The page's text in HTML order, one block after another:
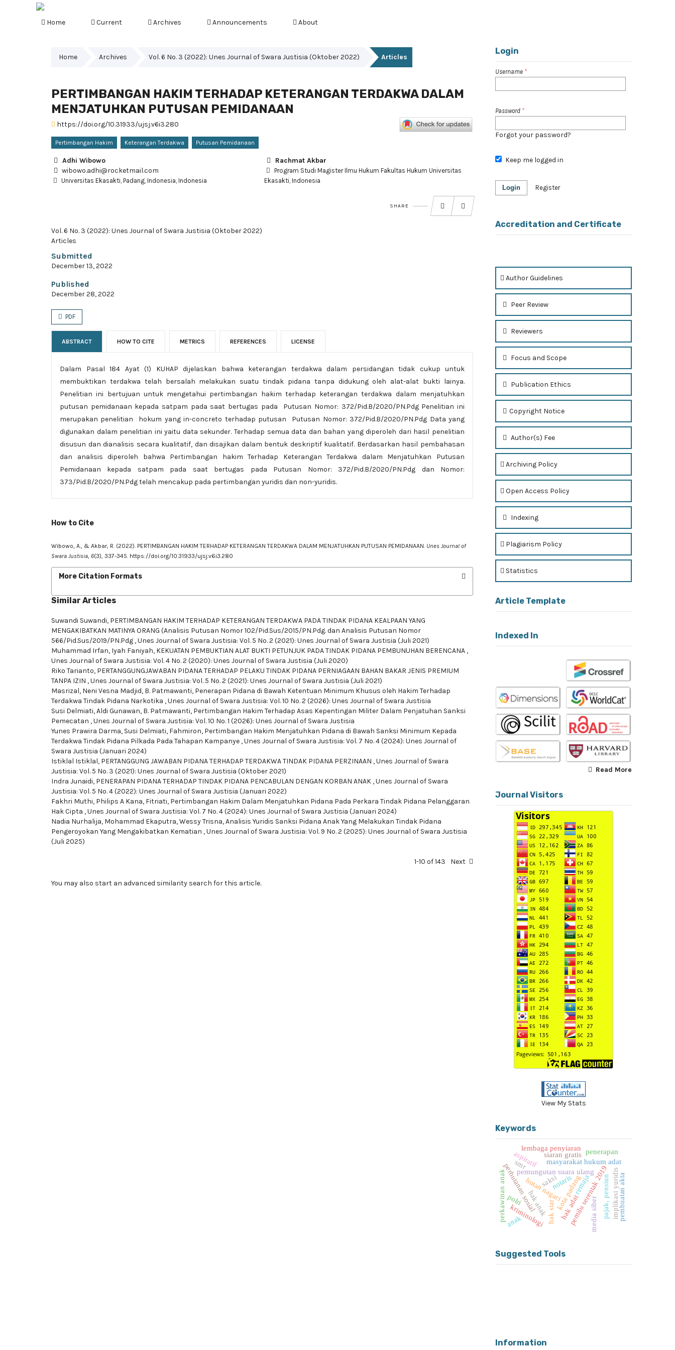
Home Current Archives Announcements About
Home Archives Vol. 6 No. 3 (2022): Unes Journal of Swara Justisia (Oktober 2022) Articles
PERTIMBANGAN HAKIM TERHADAP KETERANGAN TERDAKWA DALAM
MENJATUHKAN PUTUSAN PEMIDANAAN
https://doi.org/10.31933/ujsj.v6i3.280
Pertimbangan Hakim Keterangan Terdakwa Putusan Pemidanaan
Adhi Wibowo
wibowo.adhi@rocketmail.com
Universitas Ekasakti, Padang, Indonesia, Indonesia
Rachmat Akbar
Program Studi Magister Ilmu Hukum Fakultas Hukum Universitas
Ekasakti, Indonesia
SHARE
Vol. 6 No. 3 (2022): Unes Journal of Swara Justisia (Oktober 2022)
Articles
Submitted
December 13, 2022
Published
December 28, 2022
PDF
ABSTRACT HOW TO CITE METRICS REFERENCES LICENSE
Dalam Pasal 184 Ayat (1) KUHAP dijelaskan bahwa keterangan terdakwa dalam persidangan tidak cukup untuk
membuktikan terdakwa telah bersalah melakukan suatu tindak pidana tanpa didukung oleh alat-alat bukti lainya.
Penelitian ini bertujuan untuk mengetahui pertimbangan hakim terhadap keterangan terdakwa dalam menjatuhkan
putusan pemidanaan kepada satpam pada saat bertugas pada Putusan Nomor: 372/Pid.B/2020/PN.Pdg Penelitian ini
merupakan penelitian hokum yang in-concreto terhadap putusan Putusan Nomor: 372/Pid.B/2020/PN.Pdg Data yang
digunakan dalam penelitian ini yaitu data sekunder. Terhadap semua data dan bahan yang diperoleh dari hasil penelitian
disusun dan dianalisis secara kualitatif, dan disajikan dalam bentuk deskriptif kualitatif. Berdasarkan hasil pembahasan
dan analisis diperoleh bahwa Pertimbangan hakim Terhadap Keterangan Terdakwa dalam Menjatuhkan Putusan
Pemidanaan kepada satpam pada saat bertugas pada Putusan Nomor: 372/Pid.B/2020/PN.Pdg dan Nomor:
373/Pid.B/2020/PN.Pdg telah mencakup pada pertimbangan yuridis dan non-yuridis.
How to Cite
Wibowo, A., & Akbar, R. (2022). PERTIMBANGAN HAKIM TERHADAP KETERANGAN TERDAKWA DALAM MENJATUHKAN PUTUSAN PEMIDANAAN. Unes Journal of
Swara Justisia, 6(3), 337-345. https://doi.org/10.31933/ujsj.v6i3.280
More Citation Formats
Similar Articles
Suwandi Suwandi, PERTIMBANGAN HAKIM TERHADAP KETERANGAN TERDAKWA PADA TINDAK PIDANA KEALPAAN YANG
MENGAKIBATKAN MATINYA ORANG (Analisis Putusan Nomor 102/Pid.Sus/2015/PN.Pdg. dan Analisis Putusan Nomor
566/Pid.Sus/2019/PN.Pdg ,Unes Journal of Swara Justisia: Vol. 5 No. 2 (2021): Unes Journal of Swara Justisia (Juli 2021)
Muhammad Irfan, Iyah Faniyah, KEKUATAN PEMBUKTIAN ALAT BUKTI PETUNJUK PADA TINDAK PIDANA PEMBUNUHAN BERENCANA ,
Unes Journal of Swara Justisia: Vol. 4 No. 2 (2020): Unes Journal of Swara Justisia (Juli 2020)
Riko Tarianto, PERTANGGUNGJAWABAN PIDANA TERHADAP PELAKU TINDAK PIDANA PERNIAGAAN BAHAN BAKAR JENIS PREMIUM
TANPA IZIN ,Unes Journal of Swara Justisia: Vol. 5 No. 2 (2021): Unes Journal of Swara Justisia (Juli 2021)
Masrizal, Neni Vesna Madjid, B. Patmawanti, Penerapan Pidana di Bawah Ketentuan Minimum Khusus oleh Hakim Terhadap
Terdakwa Tindak Pidana Narkotika ,Unes Journal of Swara Justisia: Vol. 10 No. 2 (2026): Unes Journal of Swara Justisia
Susi Delmiati, Aldi Gunawan, B. Patmawanti, Pertimbangan Hakim Terhadap Asas Kepentingan Militer Dalam Penjatuhan Sanksi
Pemecatan ,Unes Journal of Swara Justisia: Vol. 10 No. 1 (2026): Unes Journal of Swara Justisia
Yunes Prawira Darma, Susi Delmiati, Fahmiron, Pertimbangan Hakim Menjatuhkan Pidana di Bawah Sanksi Minimum Kepada
Terdakwa Tindak Pidana Pilkada Pada Tahapan Kampanye ,Unes Journal of Swara Justisia: Vol. 7 No. 4 (2024): Unes Journal of
Swara Justisia (Januari 2024)
Istiklal Istiklal, PERTANGGUNG JAWABAN PIDANA TERHADAP TERDAKWA TINDAK PIDANA PERZINAAN ,Unes Journal of Swara
Justisia: Vol. 5 No. 3 (2021): Unes Journal of Swara Justisia (Oktober 2021)
Indra Junaidi, PENERAPAN PIDANA TERHADAP TINDAK PIDANA PENCABULAN DENGAN KORBAN ANAK ,Unes Journal of Swara
Justisia: Vol. 5 No. 4 (2022): Unes Journal of Swara Justisia (Januari 2022)
Fakhri Muthi, Philips A Kana, Fitriati, Pertimbangan Hakim Dalam Menjatuhkan Pidana Pada Perkara Tindak Pidana Pelanggaran
Hak Cipta ,Unes Journal of Swara Justisia: Vol. 7 No. 4 (2024): Unes Journal of Swara Justisia (Januari 2024)
Nadia Nurhalija, Mohammad Ekaputra, Wessy Trisna,Analisis Yuridis Sanksi Pidana Anak Yang Melakukan Tindak Pidana
Pengeroyokan Yang Mengakibatkan Kematian ,Unes Journal of Swara Justisia: Vol. 9 No. 2 (2025): Unes Journal of Swara Justisia
(Juli 2025)
1-10 of 143 Next
You may also start an advanced similarity search for this article.
Login
Username *
Password *
Forgot your password?
Keep me logged in
Login Register
Accreditation and Certificate
Author Guidelines
Peer Review
Reviewers
Focus and Scope
Publication Ethics
Copyright Notice
Author(s) Fee
Archiving Policy
Open Access Policy
Indexing
Plagiarism Policy
Statistics
Article Template
Indexed In
Read More
Journal Visitors
View My Stats
Keywords
pemungutan suara ulang
pemilu serentak 2019
kota padang
hutan nagari
perhutanan sosial
masyarakat hukum adat
implikasi yuridis
hak siar
siaran gratis
lembaga penyiaran
pajak, pensiun
kriminologi
remaja
notaris pembuatan akta
saksi
perkawinan anak hak anak hak adat
aspiratif
anak
smr
media siber
penerapan
polri
Suggested Tools
Information